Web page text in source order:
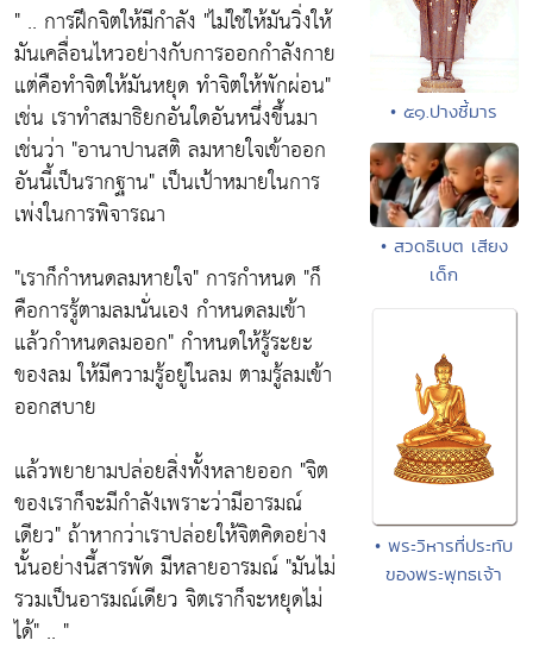
" .. การฝึกจิตให้มีกำลัง "ไม่ใช่ให้มันวิ่งให้
มันเคลื่อนไหวอย่างกับการออกกำลังกาย
แต่คือทำจิตให้มันหยุด ทำจิตให้พักผ่อน"
เช่น เราทำสมาธิยกอันใดอันหนึ่งขึ้นมา
เช่นว่า "อานาปานสติ ลมหายใจเข้าออก
อันนี้เป็นรากฐาน" เป็นเป้าหมายในการ
เพ่งในการพิจารณา
"เราก็กำหนดลมหายใจ" การกำหนด "ก็
คือการรู้ตามลมนั่นเอง กำหนดลมเข้า
แล้วกำหนดลมออก" กำหนดให้รู้ระยะ
ของลมให้มีความรู้อยู่ในลม ตามรู้ลมเข้า
ออกสบาย
แล้วพยายามปล่อยสิ่งทั้งหลายออก "จิต
ของเราก็จะมีกำลังเพราะว่ามีอารมณ์
เดียว"ถ้าหากว่าเราปล่อยให้จิตคิดอย่าง
นั้นอย่างนี้สารพัด มีหลายอารมณ์ "มันไม่
รวมเป็นอารมณ์เดียว จิตเราก็จะหยุดไม่
ได้" .. "
• ๕๑.ปางชี้มาร
• สวดธิเบต เสียง
เด็ก
• พระวิหารที่ประทับ
ของพระพุทธเจ้า